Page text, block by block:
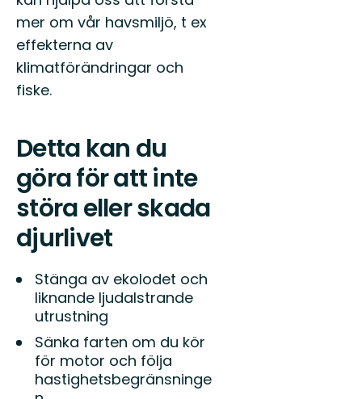
mer om vår havsmiljö, t ex
effekterna av
klimatförändringar och
fiske.
Detta kan du
göra för att inte
störa eller skada
djurlivet
Stänga av ekolodet och
liknande ljudalstrande
utrustning
Sänka farten om du kör
för motor och följa
hastighetsbegränsninge